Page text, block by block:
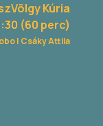
Kúria
(60 perc)
| Csáky Attila